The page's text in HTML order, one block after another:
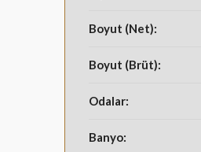
Boyut (Net):
Boyut (Brüt):
Odalar:
Banyo: